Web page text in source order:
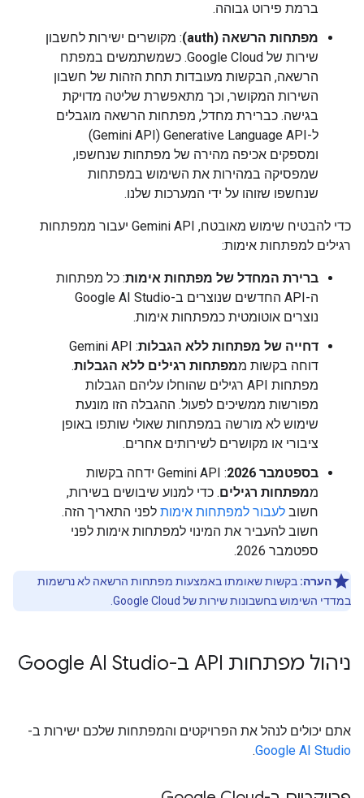
ברמת פירוט גבוהה.
מפתחות הרשאה (auth)
: מקושרים ישירות לחשבון
שירות של Google Cloud. כשמשתמשים במפתח
הרשאה, הבקשות מעובדות תחת הזהות של חשבון
השירות המקושר, וכך מתאפשרת שליטה מדויקת
בגישה. כברירת מחדל, מפתחות הרשאה מוגבלים
ל-Generative Language API ‏(Gemini API)
ומספקים אכיפה מהירה של מפתחות שנחשפו,
שמפסיקה במהירות את השימוש במפתחות
שנחשפו שזוהו על ידי המערכות שלנו.
כדי להבטיח שימוש מאובטח, Gemini API יעבור ממפתחות
רגילים למפתחות אימות:
ברירת המחדל של מפתחות אימות: כל מפתחות
ה-API החדשים שנוצרים ב-Google AI Studio
נוצרים אוטומטית כמפתחות אימות.
דחייה של מפתחות ללא הגבלות : Gemini API
דוחה בקשות ממפתחות רגילים ללא הגבלות.
מפתחות API רגילים שהוחלו עליהם הגבלות
מפורשות ממשיכים לפעול. ההגבלה הזו מונעת
שימוש לא מורשה במפתחות שאולי שותפו באופן
ציבורי או מקושרים לשירותים אחרים.
בספטמבר 2026
: Gemini API ידחה בקשות
ממפתחות רגילים. כדי למנוע שיבושים בשירות,
חשוב לעבור למפתחות אימות לפני התאריך הזה.
חשוב להעביר את המינוי למפתחות אימות לפני
ספטמבר 2026.
הערה: בקשות שאומתו באמצעות מפתחות הרשאה לא נרשמות
במדדי השימוש בחשבונות שירות של Google Cloud.
ניהול מפתחות API ב-Google AI Studio
אתם יכולים לנהל את הפרויקטים והמפתחות שלכם ישירות ב-
Google AI Studio
.